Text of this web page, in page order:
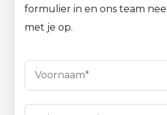
formulier in en ons team
met je op.